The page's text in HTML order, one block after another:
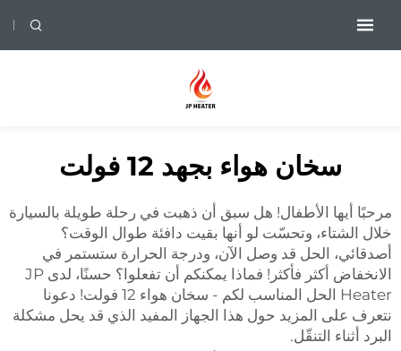
سخان هواء بجهد 12 فولت
مرحبًا أيها الأطفال! هل سبق أن ذهبت في رحلة طويلة بالسيارة
خلال الشتاء، وتحسّت لو أنها بقيت دافئة طوال الوقت؟
أصدقائي، الحل قد وصل الآن، ودرجة الحرارة ستستمر في
الانخفاض أكثر فأكثر! فماذا يمكنكم أن تفعلوا؟ حسنًا، لدى JP
Heater الحل المناسب لكم - سخان هواء 12 فولت! دعونا
نتعرف على المزيد حول هذا الجهاز المفيد الذي قد يحل مشكلة
البرد أثناء التنقّل.